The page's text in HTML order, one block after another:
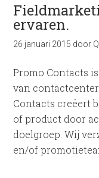
ervaren.
26 januari 2015 door
Promo Contacts
van
Contacts creëert
of product door
doelgroep. Wij
en/of